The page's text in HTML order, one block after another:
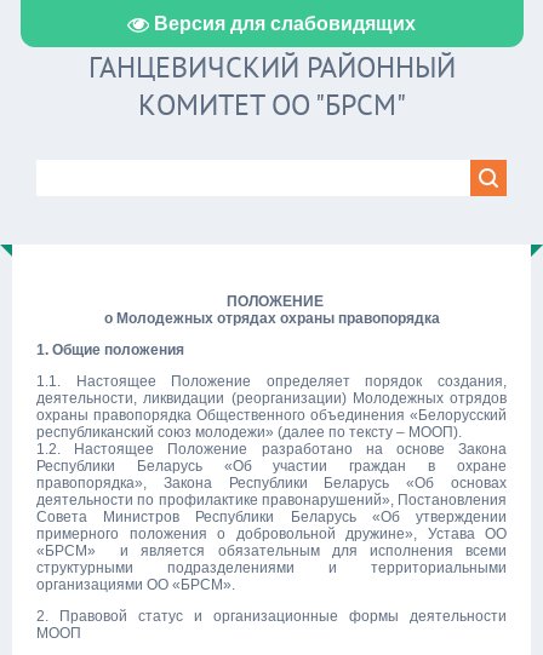
Версия для слабовидящих
ГАНЦЕВИЧСКИЙ РАЙОННЫЙ
КОМИТЕТ ОО "БРСМ"
ПОЛОЖЕНИЕ
о Молодежных отрядах охраны правопорядка
1. Общие положения
1.1. Настоящее Положение определяет порядок создания,
деятельности, ликвидации (реорганизации) Молодежных отрядов
охраны правопорядка Общественного объединения «Белорусский
республиканский союз молодежи» (далее по тексту – МООП).
1.2. Настоящее Положение разработано на основе Закона
Республики Беларусь «Об участии граждан в охране
правопорядка», Закона Республики Беларусь «Об основах
деятельности по профилактике правонарушений», Постановления
Совета Министров Республики Беларусь «Об утверждении
примерного положения о добровольной дружине», Устава ОО
«БРСМ» и является обязательным для исполнения всеми
структурными подразделениями и территориальными
организациями ОО «БРСМ».
2. Правовой статус и организационные формы деятельности
МООП